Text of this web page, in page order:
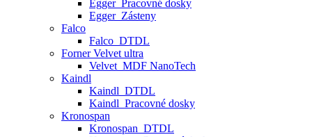
Egger_Pracovné dosky
Egger_Zásteny
Falco
Falco_DTDL
Forner Velvet ultra
Velvet_MDF NanoTech
Kaindl
Kaindl_DTDL
Kaindl_Pracovné dosky
Kronospan
Kronospan_DTDL